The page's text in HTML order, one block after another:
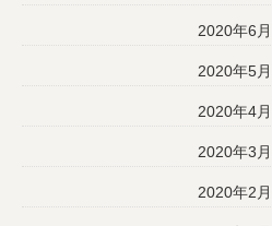
2020年6
2020年5
2020年4
2020年3
2020年2